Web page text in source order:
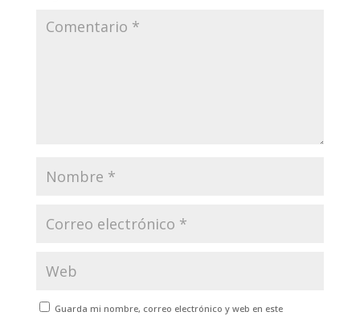
Guarda mi nombre, correo electrónico y web en este